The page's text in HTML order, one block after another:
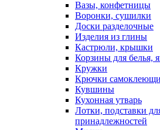
Вазы, конфетницы
Воронки, сушилки
Доски разделочные
Изделия из глины
Кастрюли, крышки
Корзины для белья,
Кружки
Крючки
Кувшины
Кухонная утварь
Лотки, подставки
принадлежностей